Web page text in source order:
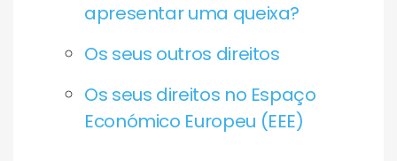
apresentar uma queixa?
Os seus outros direitos
Os seus direitos no Espaço
Económico Europeu (EEE)